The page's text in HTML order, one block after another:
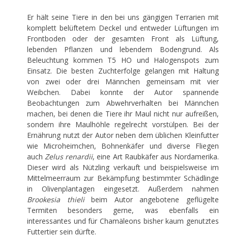
Er hält seine Tiere in den bei uns gängigen Terrarien mit
komplett belüftetem Deckel und entweder Lüftungen im
Frontboden oder der gesamten Front als Lüftung,
lebenden Pflanzen und lebendem Bodengrund. Als
Beleuchtung kommen T5 HO und Halogenspots zum
Einsatz. Die besten Zuchterfolge gelangen mit Haltung
von zwei oder drei Männchen gemeinsam mit vier
Weibchen. Dabei konnte der Autor spannende
Beobachtungen zum Abwehrverhalten bei Männchen
machen, bei denen die Tiere ihr Maul nicht nur aufreißen,
sondern ihre Maulhöhle regelrecht vorstülpen. Bei der
Ernährung nutzt der Autor neben dem üblichen Kleinfutter
wie Microheimchen, Bohnenkäfer und diverse Fliegen
auch Zelus renardii, eine Art Raubkäfer aus Nordamerika.
Dieser wird als Nützling verkauft und beispielsweise im
Mittelmeerraum zur Bekämpfung bestimmter Schädlinge
in Olivenplantagen eingesetzt. Außerdem nahmen
Brookesia thielibeim Autor angebotene geflügelte
Termiten besonders gerne, was ebenfalls ein
interessantes und für Chamäleons bisher kaum genutztes
Futtertier sein dürfte.